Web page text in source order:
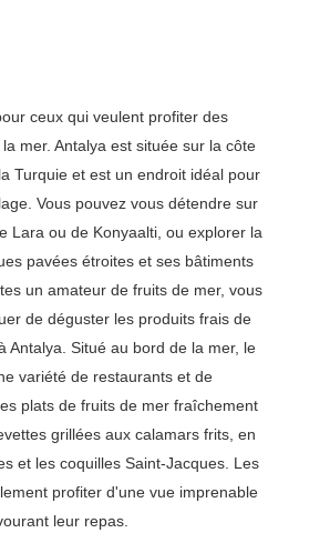
ceux qui veulent profiter des
mer. Antalya est située sur la côte
Turquie et est un endroit idéal pour
Vous pouvez vous détendre sur
Lara ou de Konyaalti, ou explorer la
pavées étroites et ses bâtiments
un amateur de fruits de mer, vous
de déguster les produits frais de
Antalya. Situé au bord de la mer, le
variété de restaurants et de
plats de fruits de mer fraîchement
grillées aux calamars frits, en
et les coquilles Saint-Jacques. Les
profiter d'une vue imprenable
leur repas.